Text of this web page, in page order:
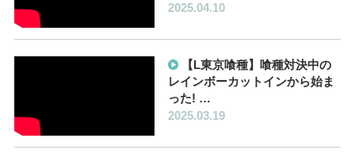
2025.04.10
【L東京喰種】喰種対決中の
レインボーカットインから始ま
った! …
2025.03.19